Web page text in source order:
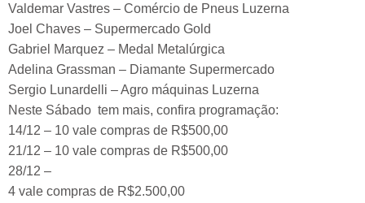
Valdemar Vastres – Comércio de Pneus Luzerna
Joel Chaves – Supermercado Gold
Gabriel Marquez – Medal Metalúrgica
Adelina Grassman – Diamante Supermercado
Sergio Lunardelli – Agro máquinas Luzerna
Neste Sábado tem mais, confira programação:
14/12 – 10 vale compras de R$500,00
21/12 – 10 vale compras de R$500,00
28/12 –
4 vale compras de R$2.500,00